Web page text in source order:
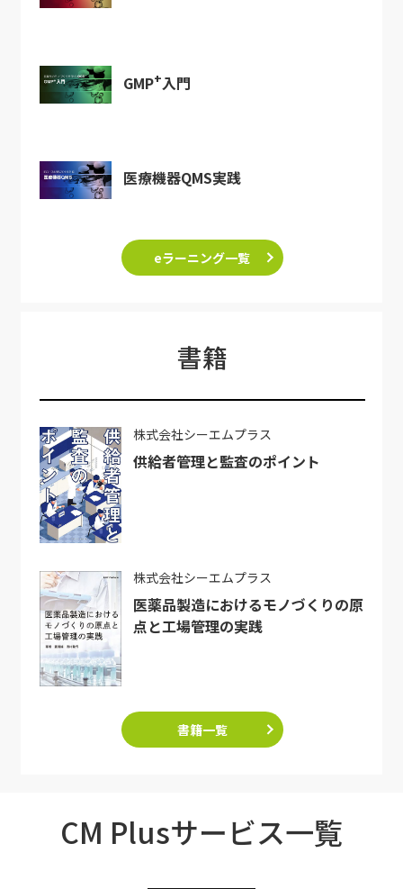
GMP+入門
医療機器QMS実践
eラーニング一覧
書籍
株式会社シーエムプラス
供給者管理と監査のポイント
株式会社シーエムプラス
医薬品製造におけるモノづくりの原
点と工場管理の実践
書籍一覧
CM Plusサービス一覧